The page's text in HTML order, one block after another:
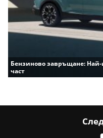
Бензиново завръщане:
част